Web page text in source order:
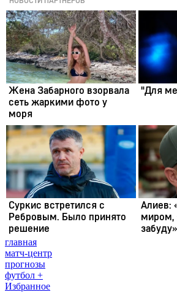
главная
матч-центр
прогнозы
футбол +
Избранное